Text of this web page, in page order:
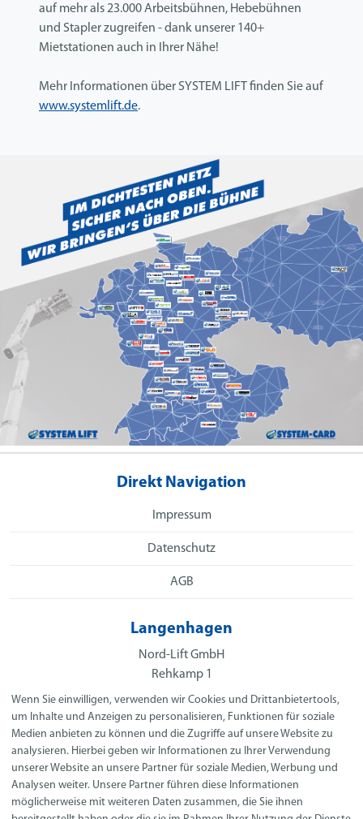
auf mehr als 23.000 Arbeitsbühnen, Hebebühnen
und Stapler zugreifen - dank unserer 140+
Mietstationen auch in Ihrer Nähe!
Mehr Informationen über SYSTEM LIFT finden Sie auf
www.systemlift.de.
Direkt Navigation
Impressum
Datenschutz
AGB
Langenhagen
Nord-Lift GmbH
Rehkamp 1
30853 Langenhagen
E-Mail:info@nord-lift.de
Telefon:+49 511 54 55 57 10
Telefax: +49 (0) 511 54 55 57 19
Social Media
Wenn Sie einwilligen, verwenden wir Cookies und Drittanbietertools,
um Inhalte und Anzeigen zu personalisieren, Funktionen für soziale
Medien anbieten zu können und die Zugriffe auf unsere Website zu
analysieren. Hierbei geben wir Informationen zu Ihrer Verwendung
unserer Website an unsere Partner für soziale Medien, Werbung und
Analysen weiter. Unsere Partner führen diese Informationen
möglicherweise mit weiteren Daten zusammen, die Sie ihnen